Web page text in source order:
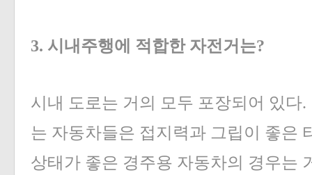
3. 시내주행에 적합한 자전거는?
시내 도로는 거의 모두 포장되어 있다
는 자동차들은 접지력과 그립이 좋은
상태가 좋은 경주용 자동차의 경우는